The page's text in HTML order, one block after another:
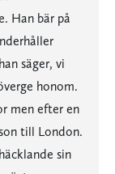
Han bär på
säger, vi
honom.
men efter en
till London.
sin